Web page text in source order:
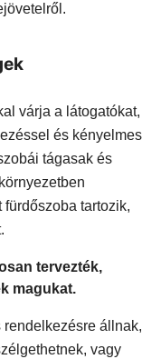
várja a látogatókat,
és kényelmes
tágasak és
tartozik,
tervezték,
magukat.
állnak,
vagy